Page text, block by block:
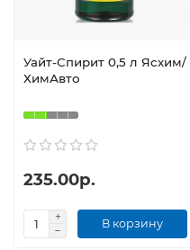
Уайт-Спирит 0,5 л Ясхим/
ХимАвто
235.00р.
В корзину